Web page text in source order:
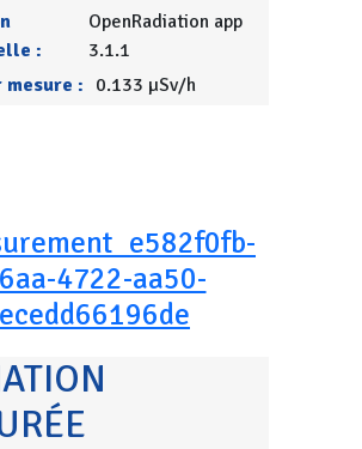
:
OpenRadiation app
3.1.1
mesure : 0.133 µSv/h
4722-aa50-
ecedd66196de